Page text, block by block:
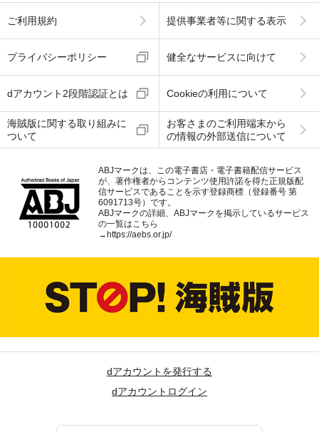
ご利用規約 提供事業者等に関する表示
プライバシーポリシー 健全なサービスに向けて
dアカウント2段階認証とは Cookieの利用について
海賊版に関する取り組みに
ついて
お客さまのご利用端末から
の情報の外部送信について
ABJマークは、この電子書店・電子書籍配信サービス
が、著作権者からコンテンツ使用許諾を得た正規版配
信サービスであることを示す登録商標（登録番号 第
6091713号）です。
ABJマークの詳細、ABJマークを掲示しているサービス
の一覧はこちら
→ https://aebs.or.jp/
dアカウントを発行する
dアカウントログイン